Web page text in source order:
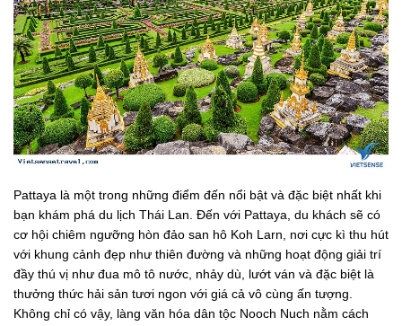
Pattaya là một trong những điểm đến nổi bật và đặc biệt nhất khi
bạn khám phá du lịch Thái Lan. Đến với Pattaya, du khách sẽ có
cơ hội chiêm ngưỡng hòn đảo san hô Koh Larn, nơi cực kì thu hút
với khung cảnh đẹp như thiên đường và những hoạt động giải trí
đầy thú vị như đua mô tô nước, nhảy dù, lướt ván và đặc biệt là
thưởng thức hải sản tươi ngon với giá cả vô cùng ấn tượng.
Không chỉ có vậy, làng văn hóa dân tộc Nooch Nuch nằm cách